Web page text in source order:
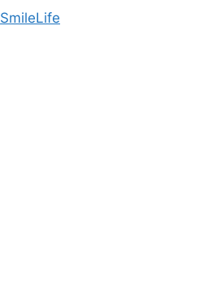
SmileLife